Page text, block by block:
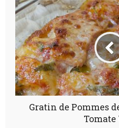
Gratin de Pommes
Tomate